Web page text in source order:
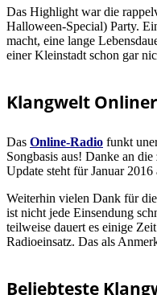
Das Highlight war die
Halloween-Special) Party.
macht, eine lange
einer Kleinstadt schon gar
Klangwelt
Das Online-Radio funkt
Songbasis aus! Danke an
Update steht für Januar 2016
Weiterhin vielen Dank für
ist nicht jede Einsendung
teilweise dauert es einige
Radioeinsatz. Das als
Beliebteste